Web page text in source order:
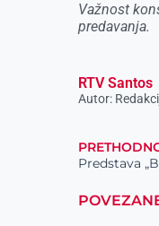
Važnost
predavanja.
RTV Santos
Autor:
Predstava